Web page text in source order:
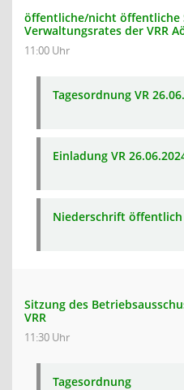
öffentliche/nicht öffentliche
Verwaltungsrates der VRR
11:00 Uhr
Tagesordnung VR
Einladung VR
Niederschrift öffentlich
Sitzung des
VRR
11:30 Uhr
Tagesordnung